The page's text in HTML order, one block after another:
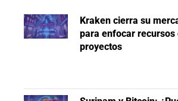
Kraken cierra su
para enfocar recursos
proyectos